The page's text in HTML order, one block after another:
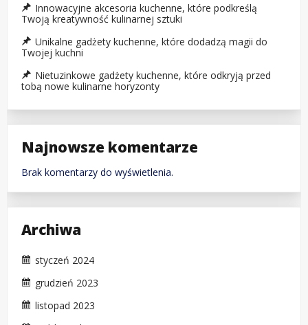
Innowacyjne akcesoria kuchenne, które podkreślą
Twoją kreatywność kulinarnej sztuki
Unikalne gadżety kuchenne, które dodadzą magii do
Twojej kuchni
Nietuzinkowe gadżety kuchenne, które odkryją przed
tobą nowe kulinarne horyzonty
Najnowsze komentarze
Brak komentarzy do wyświetlenia.
Archiwa
styczeń 2024
grudzień 2023
listopad 2023